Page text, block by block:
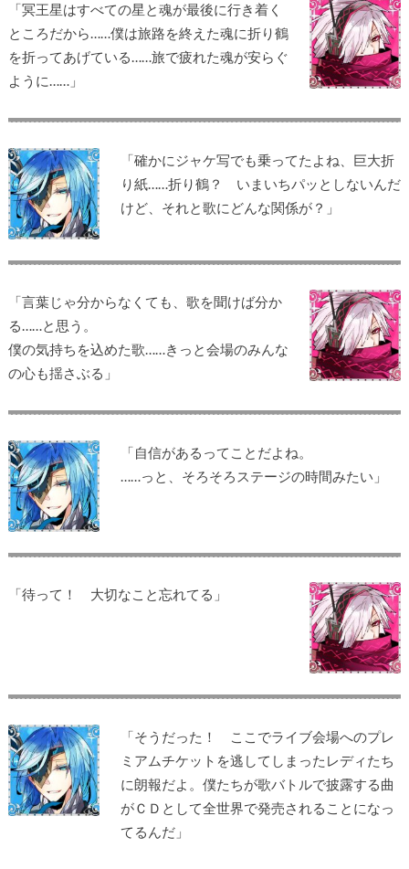
「冥王星はすべての星と魂が最後に行き着く
ところだから……僕は旅路を終えた魂に折り鶴
を折ってあげている……旅で疲れた魂が安らぐ
ように……」
「確かにジャケ写でも乗ってたよね、巨大折
り紙……折り鶴？ いまいちパッとしないんだ
けど、それと歌にどんな関係が？」
「言葉じゃ分からなくても、歌を聞けば分か
る……と思う。
僕の気持ちを込めた歌……きっと会場のみんな
の心も揺さぶる」
「自信があるってことだよね。
……っと、そろそろステージの時間みたい」
「待って！ 大切なこと忘れてる」
「そうだった！ ここでライブ会場へのプレ
ミアムチケットを逃してしまったレディたち
に朗報だよ。僕たちが歌バトルで披露する曲
がＣＤとして全世界で発売されることになっ
てるんだ」